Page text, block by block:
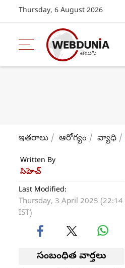
Thursday, 6 August 2026
ఇతరాలు ఆరోగ్యం వ్యాధి
Written By
సిహెచ్
Last Modified:
Thursday, 3 April 2025 (22:14
IST)
సంబంధిత వార్తలు